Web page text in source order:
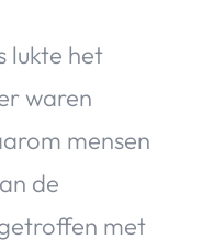
lukte het
waren
mensen
de
met